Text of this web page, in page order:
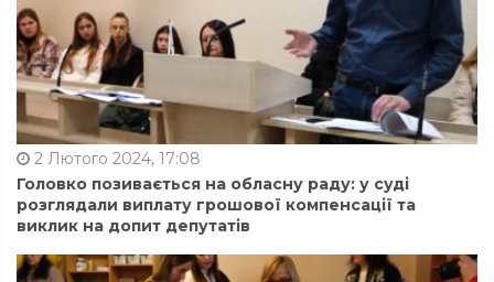
2 Лютого 2024, 17:08
Головко позивається на обласну раду: у суді
розглядали виплату грошової компенсації та
виклик на допит депутатів